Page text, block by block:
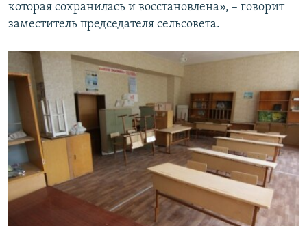
которая сохранилась и восстановлена», – говорит
заместитель председателя сельсовета.